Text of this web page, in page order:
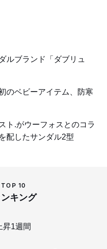
ルブランド「ダブリュ
のベビーアイテム、防寒
ト.がウーフォスとのコラ
配したサンダル2型
10
キング
昇1週間